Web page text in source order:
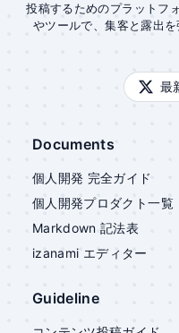
投稿するためのプラットフ
やツールで、集客と露出
最
Documents
個人開発 完全ガイド
個人開発プロダクト一覧
Markdown 記法表
izanami エディター
Guideline